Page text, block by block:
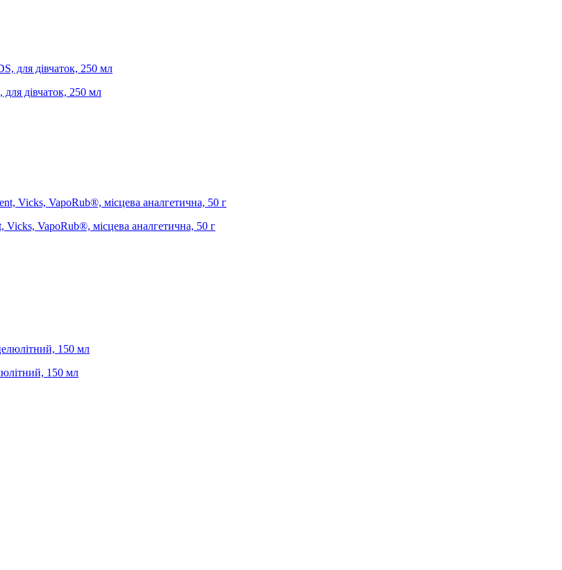
дівчаток, 250 мл
VapoRub®, місцева аналгетична, 50 г
150 мл